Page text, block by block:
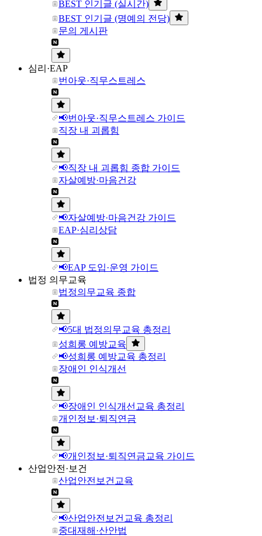
BEST 인기글 (실시간)
BEST 인기글 (명예의 전당)
문의 게시판
심리·EAP
번아웃·직무스트레스
📢번아웃·직무스트레스 가이드
직장 내 괴롭힘
📢직장 내 괴롭힘 종합 가이드
자살예방·마음건강
📢자살예방·마음건강 가이드
EAP·심리상담
📢EAP 도입·운영 가이드
법정 의무교육
법정의무교육 종합
📢5대 법정의무교육 총정리
성희롱 예방교육
📢성희롱 예방교육 총정리
장애인 인식개선
📢장애인 인식개선교육 총정리
개인정보·퇴직연금
📢개인정보·퇴직연금교육 가이드
산업안전·보건
산업안전보건교육
📢산업안전보건교육 총정리
중대재해·산안법